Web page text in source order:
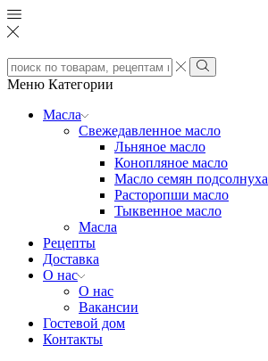
Search
input
Search
Меню Категории
Масла
Свежедавленное масло
Льняное масло
Конопляное масло
Масло семян подсолнуха
Расторопши масло
Тыквенное масло
Масла
Рецепты
Доставка
О нас
О нас
Вакансии
Гостевой дом
Контакты